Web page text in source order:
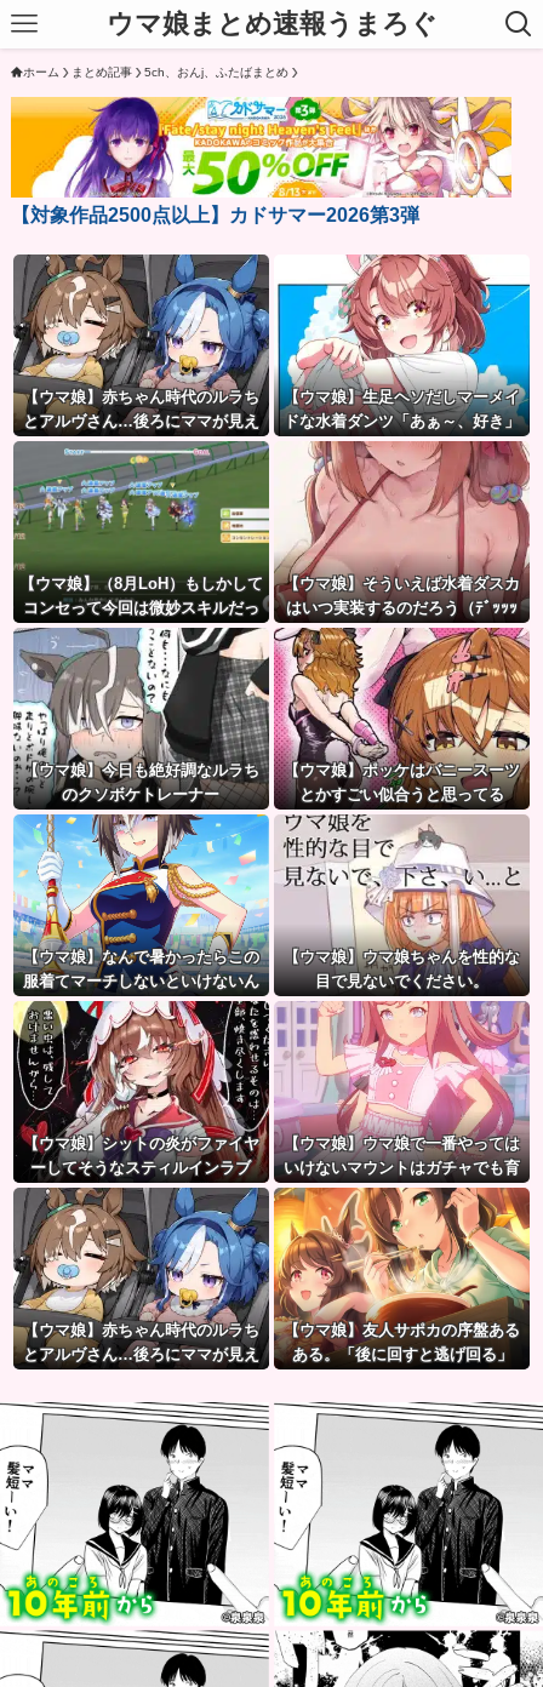
ウマ娘まとめ速報うまろぐ
ホーム まとめ記事 5ch、おんj、ふたばまとめ
【対象作品2500点以上】カドサマー2026第3弾
【ウマ娘】赤ちゃん時代のルラち
とアルヴさん…後ろにママが見え
るな？
【ウマ娘】生足ヘソだしマーメイ
ドな水着ダンツ「あぁ～、好き」
【ウマ娘】（8月LoH）もしかして
コンセって今回は微妙スキルだっ
たりするか？
【ウマ娘】そういえば水着ダスカ
はいつ実装するのだろう（ﾃﾞｯｯｯ
【ウマ娘】今日も絶好調なルラち
のクソボケトレーナー
【ウマ娘】ポッケはバニースーツ
とかすごい似合うと思ってる
【ウマ娘】なんで暑かったらこの
服着てマーチしないといけないん
だよぉ…
【ウマ娘】ウマ娘ちゃんを性的な
目で見ないでください。
【ウマ娘】シットの炎がファイヤ
ーしてそうなスティルインラブ
（セーラーマーズ衣装）
【ウマ娘】ウマ娘で一番やっては
いけないマウントはガチャでも育
成でもグッズでもなく、これ。
【ウマ娘】赤ちゃん時代のルラち
とアルヴさん…後ろにママが見え
【ウマ娘】友人サポカの序盤ある
ある。「後に回すと逃げ回る」